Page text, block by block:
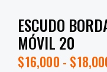
ESCUDO
MÓVIL 20
$16,000 - $